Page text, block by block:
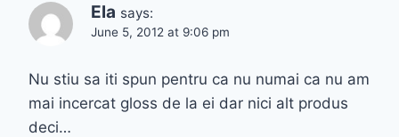
Ela says:
June 5, 2012 at 9:06 pm
Nu stiu sa iti spun pentru ca nu numai ca nu am
mai incercat gloss de la ei dar nici alt produs
deci…